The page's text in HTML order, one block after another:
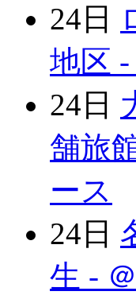
24日
地区
24日
舗旅
ース
24日
生 -